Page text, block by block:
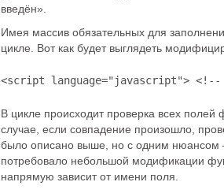
введён».
Имея массив обязательных для
цикле. Вот как будет выглядеть
<script language="javascript">
В цикле происходит проверка всех
случае, если совпадение произошло,
было описано выше, но с одним
потребовало небольшой модификации
напрямую зависит от имени поля.